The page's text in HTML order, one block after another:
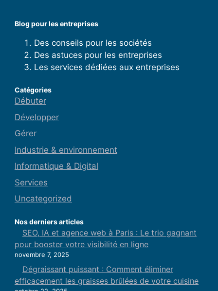
Blog pour les entreprises
Des conseils pour les sociétés
Des astuces pour les entreprises
Les services dédiées aux entreprises
Catégories
Débuter
Développer
Gérer
Industrie & environnement
Informatique & Digital
Services
Uncategorized
Nos derniers articles
SEO, IA et agence web à Paris : Le trio gagnant
pour booster votre visibilité en ligne
novembre 7, 2025
Dégraissant puissant : Comment éliminer
efficacement les graisses brûlées de votre cuisine